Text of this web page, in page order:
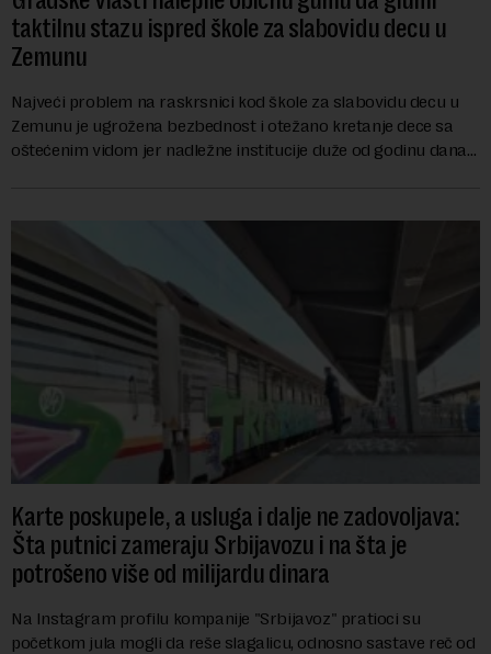
taktilnu stazu ispred škole za slabovidu decu u
Zemunu
Najveći problem na raskrsnici kod škole za slabovidu decu u
Zemunu je ugrožena bezbednost i otežano kretanje dece sa
oštećenim vidom jer nadležne institucije duže od godinu dana
Karte poskupele, a usluga i dalje ne zadovoljava:
Šta putnici zameraju Srbijavozu i na šta je
potrošeno više od milijardu dinara
Na Instagram profilu kompanije "Srbijavoz" pratioci su
početkom jula mogli da reše slagalicu, odnosno sastave reč od